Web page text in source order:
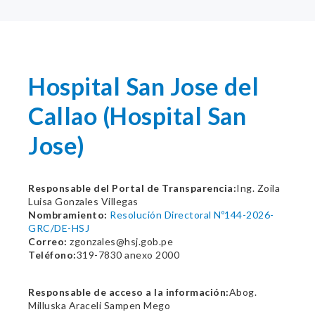
Hospital San Jose del
Callao (Hospital San
Jose)
Responsable del Portal de Transparencia:Ing. Zoila
Luisa Gonzales Villegas
Nombramiento: Resolución Directoral Nº144-2026-
GRC/DE-HSJ
Correo: zgonzales@hsj.gob.pe
Teléfono:319-7830 anexo 2000
Responsable de acceso a la información:Abog.
Milluska Araceli Sampen Mego